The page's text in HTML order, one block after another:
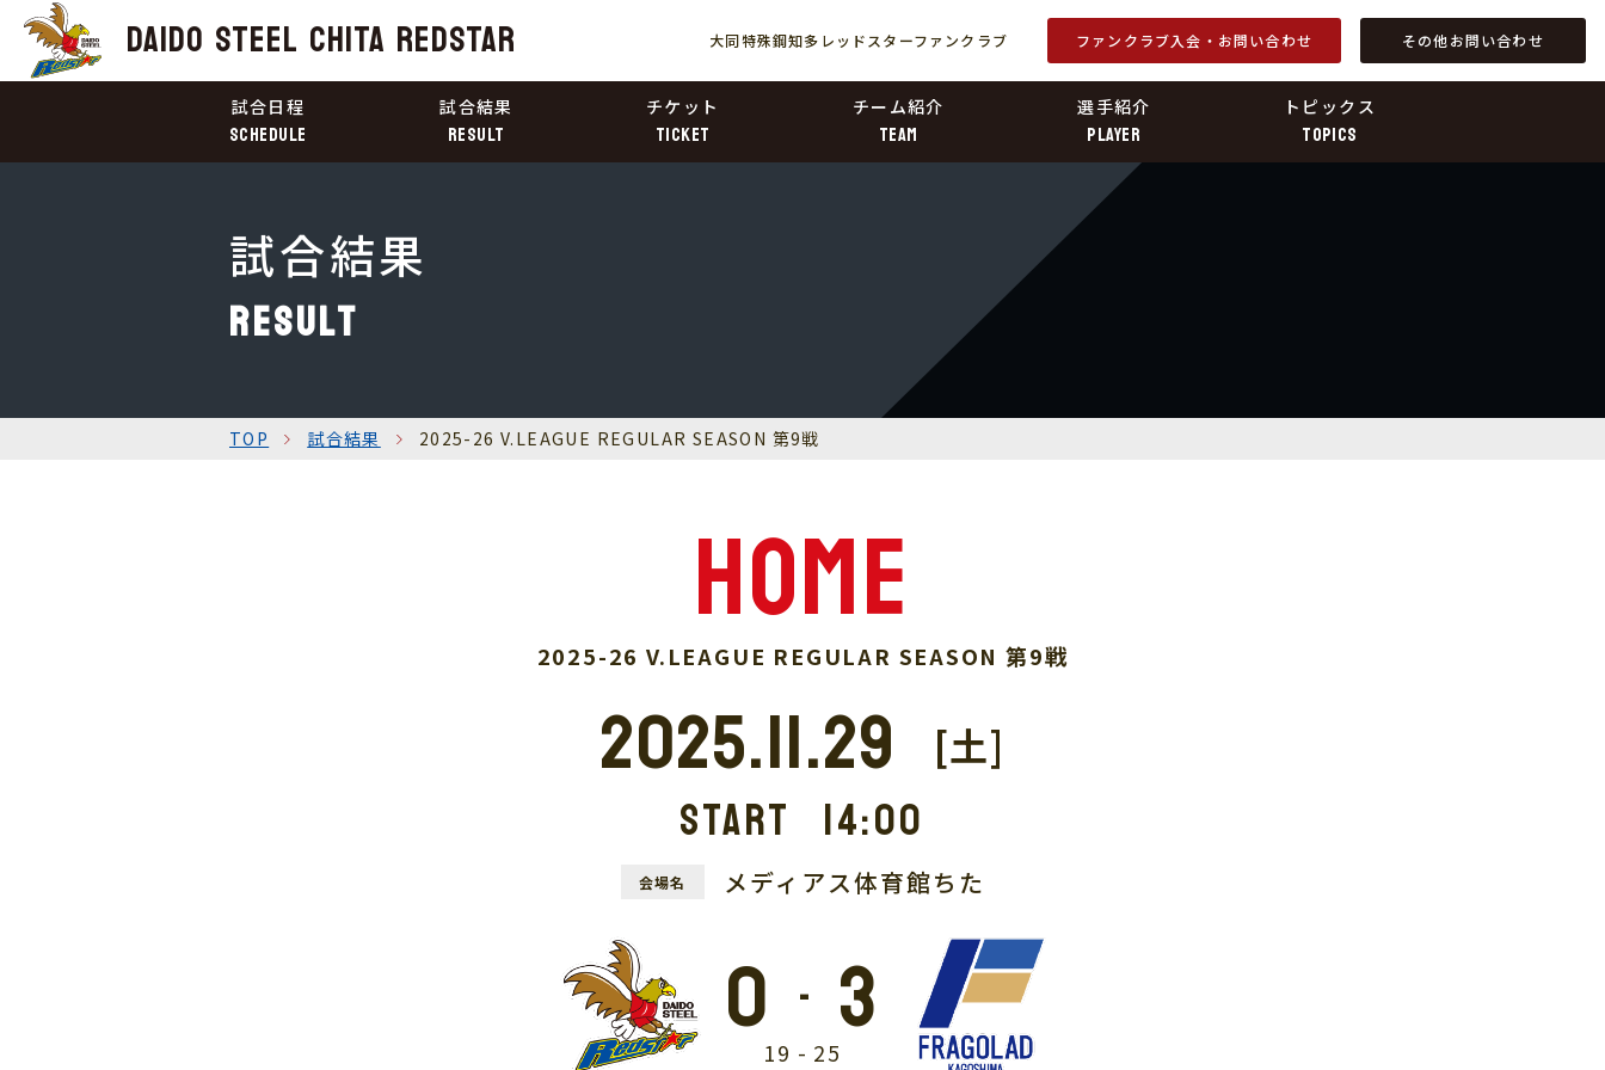
DAIDO STEEL CHITA REDSTAR 大同特殊鋼知多レッドスターファンクラブ ファンクラブ入会・お問い合わせ その他お問い合わせ
試合日程
schedule
試合結果
RESULT
チケット
TICKET
チーム紹介
TEAM
選手紹介
PLAYER
トピックス
TOPICS
試合結果
RESULT
TOP 試合結果 2025-26 V.LEAGUE REGULAR SEASON 第9戦
home
2025-26 V.LEAGUE REGULAR SEASON 第9戦
2025.11.29 [土]
START 14:00
会場名 メディアス体育館ちた
0 - 3
19 - 25